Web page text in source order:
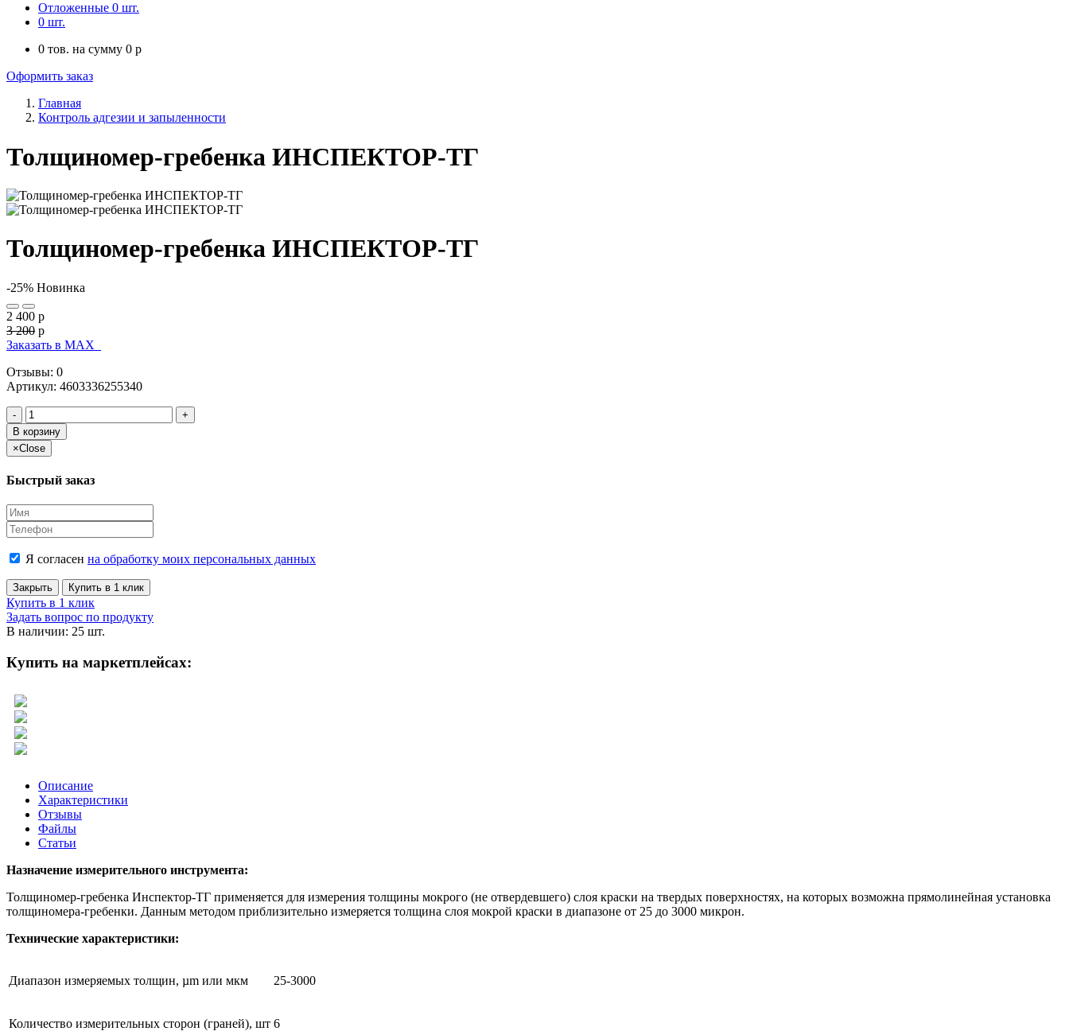
Отложенные 0 шт.
0 шт.
0 тов. на сумму 0 p
Оформить заказ
Главная
Контроль адгезии и запыленности
Толщиномер-гребенка ИНСПЕКТОР-ТГ
Толщиномер-гребенка ИНСПЕКТОР-ТГ
-25% Новинка
2 400 p
3 200 p
Заказать в МАХ
Отзывы: 0
Артикул: 4603336255340
-
+
В корзину
×Close
Быстрый заказ
Я согласен на обработку моих персональных данных
Закрыть Купить в 1 клик
Купить в 1 клик
Задать вопрос по продукту
В наличии: 25 шт.
Купить на маркетплейсах:
Описание
Характеристики
Отзывы
Файлы
Статьи
Назначение измерительного инструмента:
Толщиномер-гребенка Инспектор-ТГ применяется для измерения толщины мокрого (не отвердевшего) слоя краски на твердых поверхностях, на которых возможна прямолинейная установка
толщиномера-гребенки. Данным методом приблизительно измеряется толщина слоя мокрой краски в диапазоне от 25 до 3000 микрон.
Технические характеристики:
Диапазон измеряемых толщин, µm или мкм 25-3000
Количество измерительных сторон (граней), шт 6